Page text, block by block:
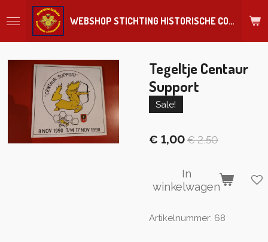
direct
hoofdinhoud
WEBSHOP STICHTING HISTORISCHE COLLECTIE REGIMENT
Tegeltje Centaur
Support
Sale!
€ 1,00 € 2,50
In
winkelwagen
Artikelnummer: 68